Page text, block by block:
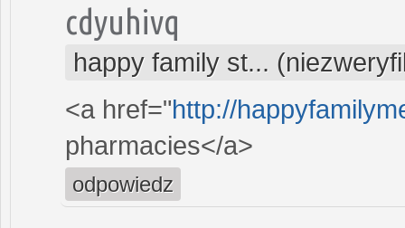
cdyuhivq
happy family st...
<a href="http://
pharmacies</a>
odpowiedz